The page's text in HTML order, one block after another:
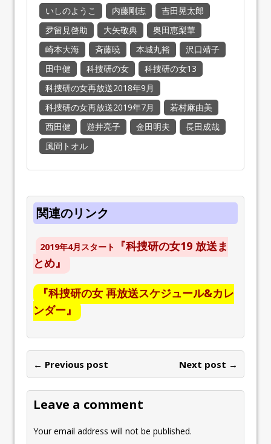
いしのようこ 内藤剛志
吉田晃太郎
夛留見啓助
大矢敬典
奥田恵梨華
崎本大海
斉藤暁 本城丸裕
沢口靖子
田中健
科捜研の女
科捜研の女13
科捜研の女再放送2018年9月
科捜研の女再放送2019年7月
若村麻由美
西田健
遊井亮子 金田明夫
長田成哉
風間トオル
関連のリンク
2019年4月スタート
『科捜研の女19 放送ま
とめ』
『科捜研の女 再放送スケジュール&カレ
ンダー』
← Previous post Next post →
Leave a comment
Your email address will not be published.